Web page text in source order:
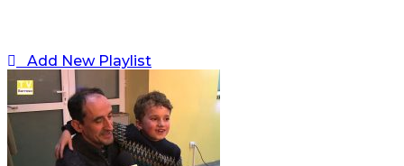
Add New Playlist